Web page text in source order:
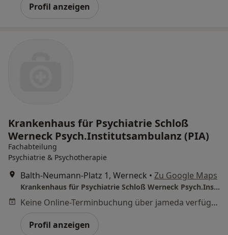
Profil anzeigen
Krankenhaus für Psychiatrie Schloß
Werneck Psych.Institutsambulanz (PIA)
Fachabteilung
Psychiatrie & Psychotherapie
Balth-Neumann-Platz 1, Werneck • Zu Google Maps
Krankenhaus für Psychiatrie Schloß Werneck Psych.Institutsambulanz (PIA)
Keine Online-Terminbuchung über jameda verfügbar
Profil anzeigen